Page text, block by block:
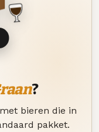
?
bieren die in
pakket.